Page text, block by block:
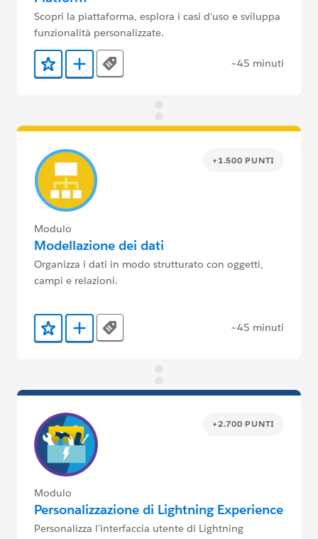
Scopri la piattaforma, esplora i casi d'uso e sviluppa
funzionalità personalizzate.
Aggiunto ai preferiti
Aggiungi a Trailmix
Tags ~45 minuti
+1.500 PUNTI
Modulo
Modellazione dei dati
Organizza i dati in modo strutturato con oggetti,
campi e relazioni.
Aggiunto ai preferiti
Aggiungi a Trailmix
Tags ~45 minuti
+2.700 PUNTI
Modulo
Personalizzazione di Lightning Experience
Personalizza l'interfaccia utente di Lightning